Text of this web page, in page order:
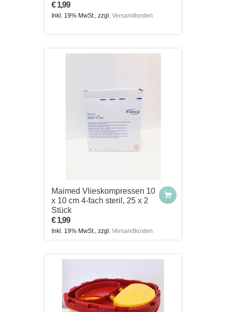
€ 1,99
Inkl. 19% MwSt., zzgl. Versandkosten
Maimed Vlieskompressen 10
x 10 cm 4-fach steril, 25 x 2
Stück
€ 1,99
Inkl. 19% MwSt., zzgl. Versandkosten